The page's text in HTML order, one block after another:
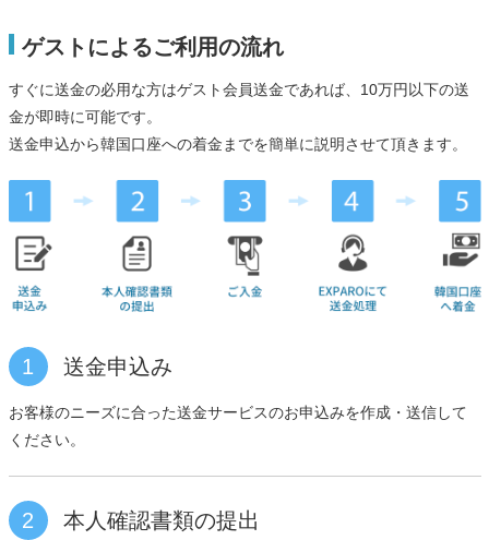
ゲストによるご利用の流れ
すぐに送金の必用な方はゲスト会員送金であれば、10万円以下の送
金が即時に可能です。
送金申込から韓国口座への着金までを簡単に説明させて頂きます。
1 送金申込み
お客様のニーズに合った送金サービスのお申込みを作成・送信して
ください。
2 本人確認書類の提出